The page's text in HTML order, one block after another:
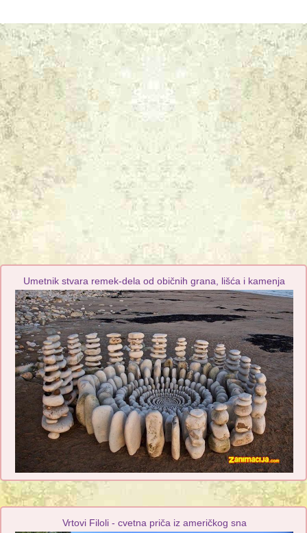
Umetnik stvara remek-dela od običnih grana, lišća i kamenja
Vrtovi Filoli - cvetna priča iz američkog sna